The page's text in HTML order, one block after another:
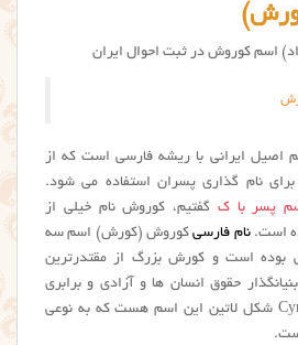
اسم کوروش در ثبت احوال ایران
اصیل ایرانی با ریشه فارسی است که از
برای نام گذاری پسران استفاده می شود.
پسر با ک گفتیم، کوروش نام خیلی از
است.نام فارسیکوروش (کورش) اسم سه
بوده است و کورش بزرگ از مقتدرترین
حقوق انسان ها و آزادی و برابری
بشریت است. سایرس Cyrus شکل لاتین این اسم هست که به نوعی